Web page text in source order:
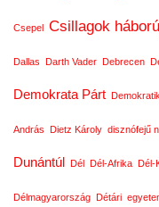
Csepel Csillagok
Dallas Darth Vader Debrecen
Demokrata Párt
András Dietz Károly disznófejű
Dunántúl Dél Dél-Afrika Dél-
Délmagyarország Détári